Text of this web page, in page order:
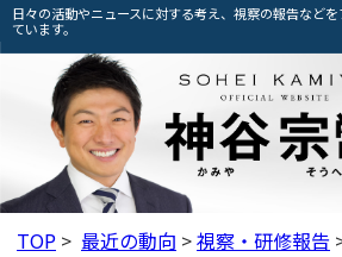
日々の活動やニュースに対する考え、視察の報告など
ています。
TOP > 最近の動向 >視察・研修報告